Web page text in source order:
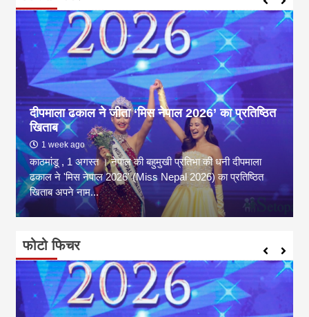
दीपमाला ढकाल ने जीता ‘मिस नेपाल 2026’ का प्रतिष्ठित
खिताब
1 week ago
काठमांडू , 1 अगस्त । नेपाल की बहुमुखी प्रतिभा की धनी दीपमाला
ढकाल ने 'मिस नेपाल 2026' (Miss Nepal 2026) का प्रतिष्ठित
खिताब अपने नाम...
फोटो फिचर